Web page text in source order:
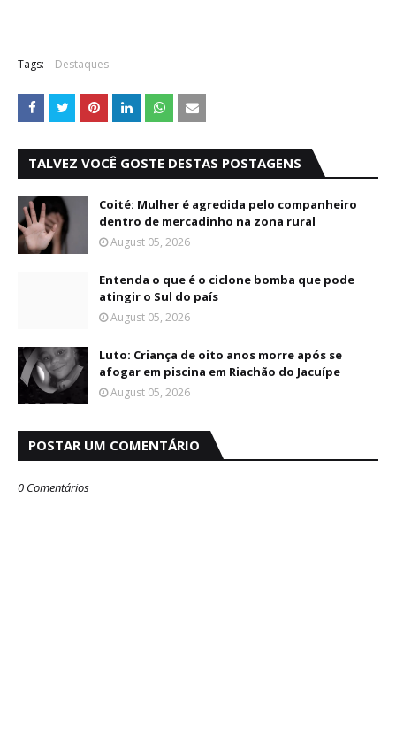
Tags: Destaques
TALVEZ VOCÊ GOSTE DESTAS POSTAGENS
Coité: Mulher é agredida pelo companheiro
dentro de mercadinho na zona rural
August 05, 2026
Entenda o que é o ciclone bomba que pode
atingir o Sul do país
August 05, 2026
Luto: Criança de oito anos morre após se
afogar em piscina em Riachão do Jacuípe
August 05, 2026
POSTAR UM COMENTÁRIO
0 Comentários